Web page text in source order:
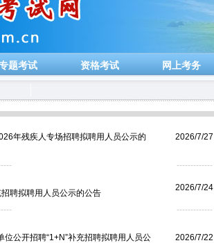
题考试 资格考试 网上考务
年残疾人专场招聘拟聘用人员公示的
2026/7/27
-------------
聘拟聘用人员公示的公告
2026/7/24
-------------
公开招聘“1+N”补充招聘拟聘用人员公
2026/7/22